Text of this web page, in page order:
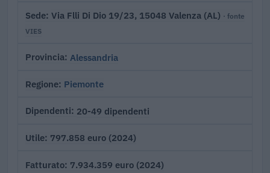
Sede Via Flli Di Dio 19/23, 15048 Valenza (AL) · fonte
VIES
Provincia Alessandria
Regione Piemonte
Dipendenti 20-49 dipendenti
Utile 797.858 euro (2024)
Fatturato 7.934.359 euro (2024)